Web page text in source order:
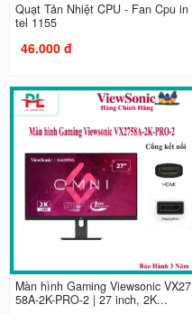
Quạt Tản Nhiệt CPU - Fan Cpu in
tel 1155
46.000 đ
Màn hình Gaming Viewsonic VX27
58A-2K-PRO-2 | 27 inch, 2K...